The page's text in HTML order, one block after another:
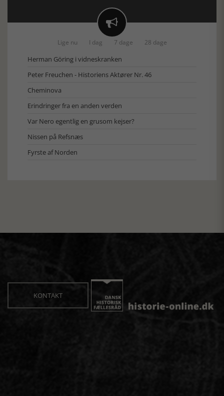

Lige nu I dag 7 dage 28 dage
Herman Göring i vidneskranken
Peter Freuchen - Historiens Aktører Nr. 46
Cheminova
Erindringer fra en anden verden
Var Nero egentlig en grusom kejser?
Nissen på Refsnæs
Fyrste af Norden
KONTAKT